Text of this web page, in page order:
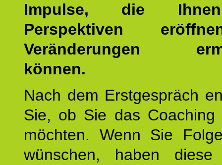
Impulse, die
Perspektiven
Veränderungen
können.
Nach dem Erstgespräch
Sie, ob Sie das Coaching
möchten. Wenn Sie
wünschen, haben diese